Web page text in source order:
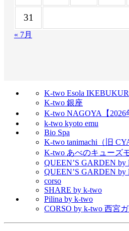
31
« 7月
K-two Esola
K-two 銀座
K-two NAGOYA【2026
k-two kyoto emu
Bio Spa
K-two tanimachi（旧
K-two あべのキューズ
QUEEN’S GARDEN by
QUEEN’S GARDEN by
corso
SHARE by k-two
Pilina by k-two
CORSO by k-two 西宮